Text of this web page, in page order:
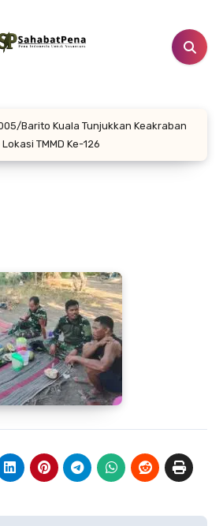
Barito Kuala Tunjukkan Keakraban
TMMD Ke-126